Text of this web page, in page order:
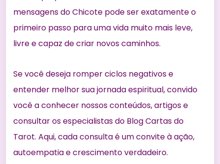
mensagens do Chicote pode ser exatamente o
primeiro passo para uma vida muito mais leve,
livre e capaz de criar novos caminhos.
Se você deseja romper ciclos negativos e
entender melhor sua jornada espiritual, convido
você a conhecer nossos conteúdos, artigos e
consultar os especialistas do Blog Cartas do
Tarot. Aqui, cada consulta é um convite à ação,
autoempatia e crescimento verdadeiro.